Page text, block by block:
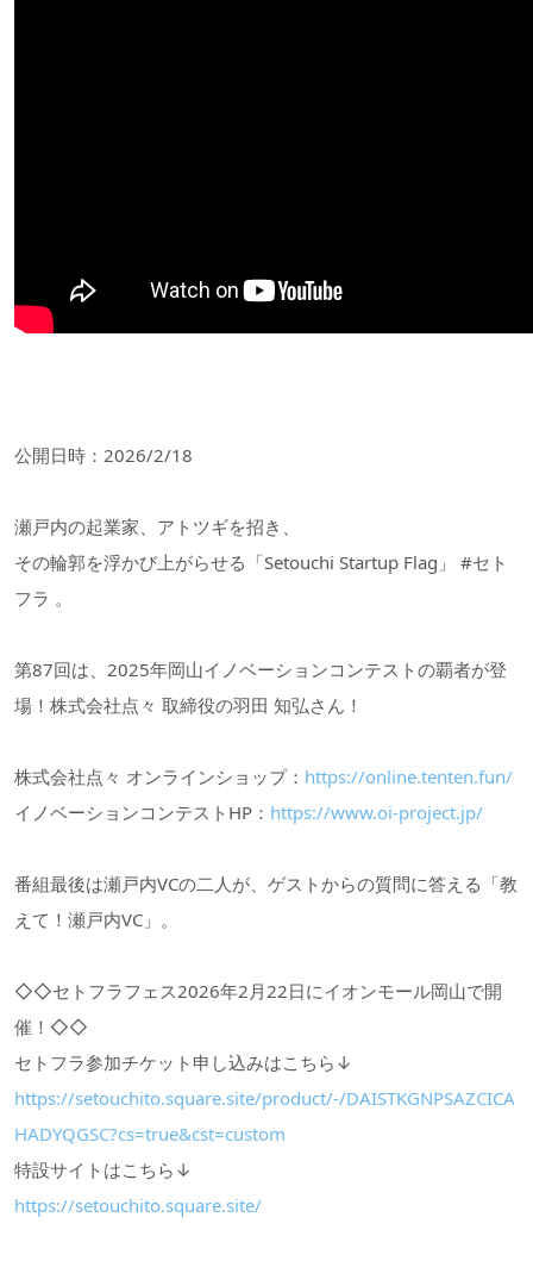
公開日時：2026/2/18
瀬戸内の起業家、アトツギを招き、
その輪郭を浮かび上がらせる「Setouchi Startup Flag」 #セト
フラ 。
第87回は、2025年岡山イノベーションコンテストの覇者が登
場！株式会社点々 取締役の羽田 知弘さん！
株式会社点々 オンラインショップ： https://online.tenten.fun/
イノベーションコンテストHP： https://www.oi-project.jp/
番組最後は瀬戸内VCの二人が、ゲストからの質問に答える「教
えて！瀬戸内VC」。
◇◇セトフラフェス2026年2月22日にイオンモール岡山で開
催！◇◇
セトフラ参加チケット申し込みはこちら↓
https://setouchito.square.site/product/-/DAISTKGNPSAZCICA
HADYQGSC?cs=true&cst=custom
特設サイトはこちら↓
https://setouchito.square.site/